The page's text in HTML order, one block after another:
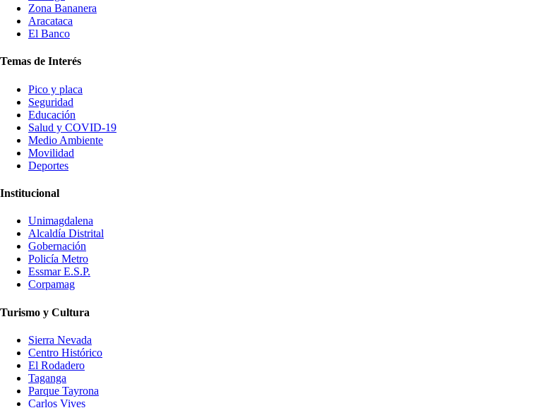
Zona Bananera
Aracataca
El Banco
Temas de Interés
Pico y placa
Seguridad
Educación
Salud y COVID-19
Medio Ambiente
Movilidad
Deportes
Institucional
Unimagdalena
Alcaldía Distrital
Gobernación
Policía Metro
Essmar E.S.P.
Corpamag
Turismo y Cultura
Sierra Nevada
Centro Histórico
El Rodadero
Taganga
Parque Tayrona
Carlos Vives